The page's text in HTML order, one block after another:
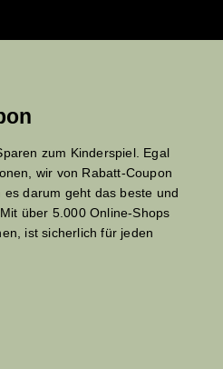
zum Kinderspiel. Egal
wir von Rabatt-Coupon
darum geht das beste und
über 5.000 Online-Shops
ist sicherlich für jeden